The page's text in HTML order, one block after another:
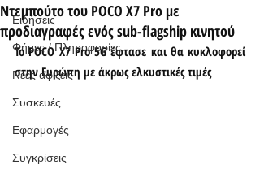
Ειδήσεις
Φήμες / Πληροφορίες
Νέες αφίξεις
Συσκευές
Εφαρμογές
Συγκρίσεις
Ντεμπούτο του POCO X7 Pro με
προδιαγραφές ενός sub-flagship κινητού
Το POCO X7 Pro 5G έφτασε και θα κυκλοφορεί
στην Ευρώπη με άκρως ελκυστικές τιμές